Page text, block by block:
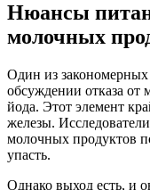
Нюансы
молочных
Один из
обсуждении отказа
йода. Этот элемент
железы.
молочных продуктов
упасть.
Однако выход есть, и